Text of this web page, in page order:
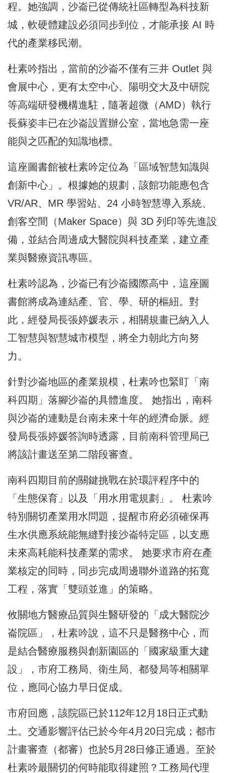
程。她強調，沙崙已從傳統社區轉型為科技新
城，軟硬體建設必須同步到位，才能承接 AI 時
代的產業移民潮。
杜素吟指出，當前的沙崙不僅有三井 Outlet 與
會展中心，更有太空中心、陽明交大及中研院
等高端研發機構進駐，隨著超微（AMD）執行
長蘇姿丰已在沙崙設置辦公室，當地急需一座
能與之匹配的知識地標。
這座圖書館被杜素吟定位為「區域智慧知識與
創新中心」。根據她的規劃，該館功能應包含
VR/AR、MR 學習站、24 小時智慧導入系統、
創客空間（Maker Space）與 3D 列印等先進設
備，並結合周邊成大醫院與科技產業，建立產
業與醫療資訊專區。
杜素吟認為，沙崙已有沙崙國際高中，這座圖
書館將成為連結產、官、學、研的樞紐。對
此，經發局長張婷媛表示，相關規畫已納入人
工智慧與智慧城市模型，將全力朝此方向努
力。
針對沙崙地區的產業規模，杜素吟也緊盯「南
科四期」落腳沙崙的具體進度。 她指出，南科
與沙崙的連動是台南未來十年的經濟命脈。經
發局長張婷媛答詢時透露，目前南科管理局已
將該計畫送至第二階段審查。
南科四期目前的關鍵挑戰在於環評程序中的
「生態保育」以及「用水用電規劃」。 杜素吟
特別關切產業用水問題，提醒市府必須確保再
生水供應系統能無縫對接沙崙特定區，以支應
未來高耗能科技產業的需求。 她要求市府在產
業核定的同時，同步完成周邊聯外道路的拓寬
工程，落實「雙頭並進」的策略。
攸關地方醫療品質與生醫研發的「成大醫院沙
崙院區」，杜素吟說，這不只是醫務中心，而
是結合醫療服務與創新園區的「國家級重大建
設」，市府工務局、衛生局、都發局等相關單
位，應同心協力早日促成。
市府回應，該院區已於112年12月18日正式動
土。交通影響評估已於今年4月20日完成；都市
計畫審查（都審）也於5月28日修正通過。至於
杜素吟最關切的何時能取得建照？工務局代理